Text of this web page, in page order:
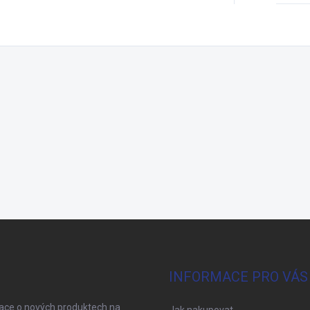
o nových produktech na
INFORMACE PRO VÁS